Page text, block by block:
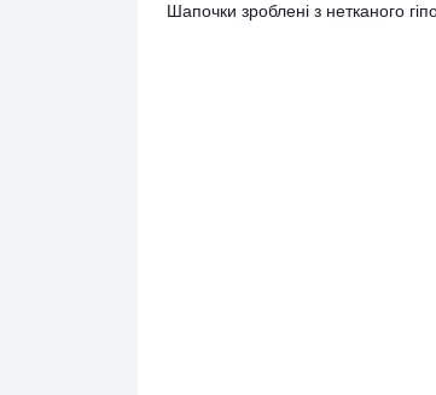
Шапочки зроблені з нетканого